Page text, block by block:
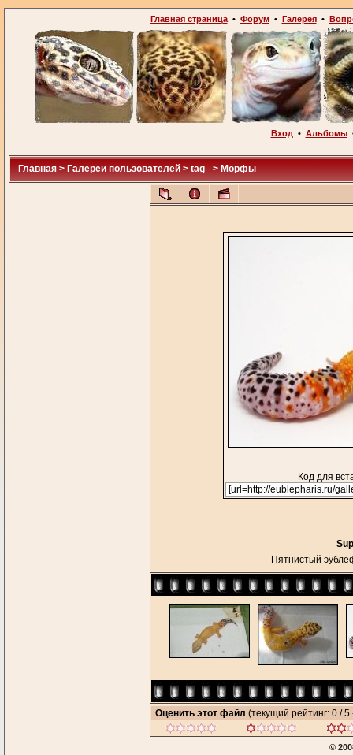
Главная страница• Форум• Галерея•
Вход • Альбомы
Главная > Галереи пользователей > tag_ > Морфы
Код для
Пятнистый
Оценить этот файл (текущий рейтинг: 0 / 5
©